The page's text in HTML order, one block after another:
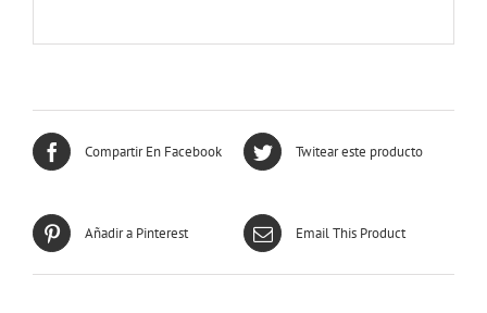
Compartir En Facebook Twitear este producto
Añadir a Pinterest Email This Product